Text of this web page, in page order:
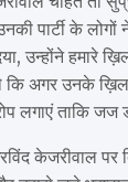
पार्टी के
उन्होंने हमारे
कि अगर उनके
लगाएं ताकि जज
केजरीवाल पर